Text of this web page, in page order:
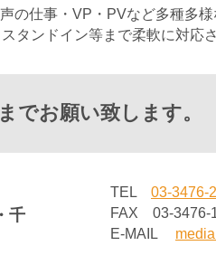
の仕事・VP・PVなど多種多
タンドイン等まで柔軟に対応
でお願い致します。
千
TEL 03-3476-
FAX 03-3476-
E-MAIL